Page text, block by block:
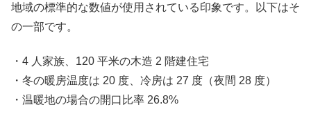
地域の標準的な数値が使用されている印象です。以下はそ
の一部です。
・4 人家族、120 平米の木造 2 階建住宅
・冬の暖房温度は 20 度、冷房は 27 度（夜間 28 度）
・温暖地の場合の開口比率 26.8%